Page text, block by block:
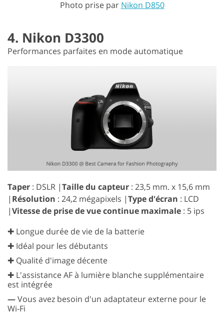
Photo prise par Nikon D850
4. Nikon D3300
Performances parfaites en mode automatique
Taper : DSLR |Taille du capteur : 23,5 mm. x 15,6 mm
| Résolution : 24,2 mégapixels |Type d'écran : LCD
|Vitesse de prise de vue continue maximale : 5 ips
✚ Longue durée de vie de la batterie
✚ Idéal pour les débutants
✚ Qualité d'image décente
✚ L'assistance AF à lumière blanche supplémentaire
est intégrée
—Vous avez besoin d'un adaptateur externe pour le
Wi-Fi